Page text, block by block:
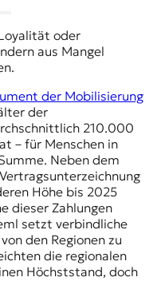
oder
aus Mangel
der Mobilisierung
der
210.000
– für Menschen in
Neben dem
Höhe bis 2025
dieser Zahlungen
setzt verbindliche
den Regionen zu
die regionalen
Höchststand, doch